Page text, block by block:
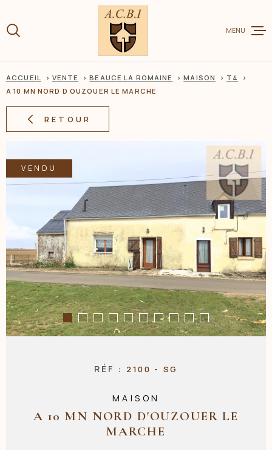
lamenu
contenu
VENTE
CHARME
ESTIMER
BIEN
BIENS
NOS
MENU
ACCUEIL VENTE BEAUCE LA ROMAINE MAISON
T4
A 10 MN NORD D OUZOUER LE MARCHE
RETOUR
VENDU
RÉF : 2100 - SG
MAISON
A 10 MN NORD D'OUZOUER LE
MARCHE